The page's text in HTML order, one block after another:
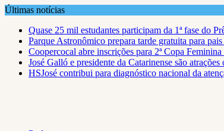
Skip
content
Últimas notícias
Quase 25 mil estudantes participam da 1ª fase do
Parque Astronômico prepara tarde gratuita para
Coopercocal abre inscrições para 2ª Copa
José Galló e presidente da Catarinense são
HSJosé contribui para diagnóstico nacional da